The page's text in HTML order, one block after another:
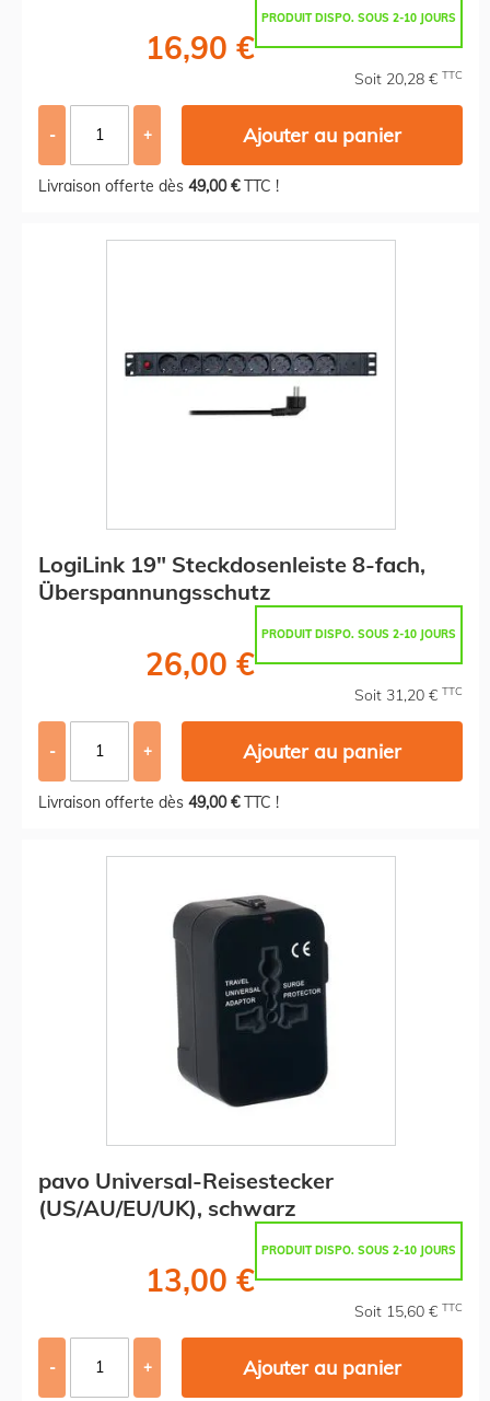
PRODUIT DISPO. SOUS 2-10 JOURS
16,90 €
Soit 20,28 € TTC
- + Ajouter au panier
Livraison offerte dès 49,00 €TTC !
LogiLink 19" Steckdosenleiste 8-fach,
Überspannungsschutz
PRODUIT DISPO. SOUS 2-10 JOURS
26,00 €
Soit 31,20 € TTC
- + Ajouter au panier
Livraison offerte dès 49,00 €TTC !
pavo Universal-Reisestecker
(US/AU/EU/UK), schwarz
PRODUIT DISPO. SOUS 2-10 JOURS
13,00 €
Soit 15,60 € TTC
- + Ajouter au panier